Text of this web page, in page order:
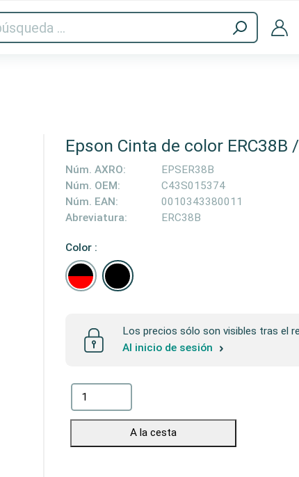
y escáner Accesorios
Epson Cinta de color ERC38B
Núm. AXRO:
EPSER38B
Núm. OEM:
C43S015374
Núm. EAN:
0010343380011
Abreviatura:
ERC38B
Color :
Los precios sólo son visibles tras el
Al inicio de sesión
A la cesta